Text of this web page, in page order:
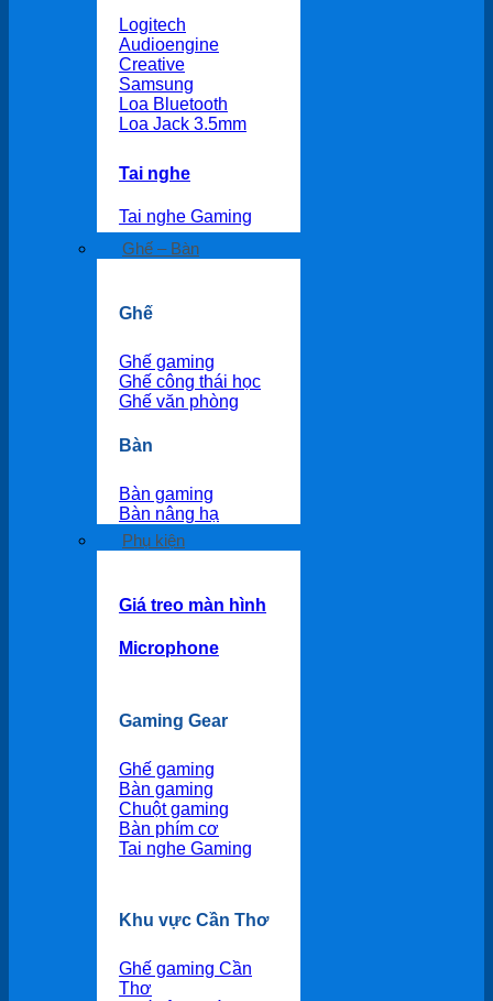
Logitech
Audioengine
Creative
Samsung
Loa Bluetooth
Loa Jack 3.5mm
Tai nghe
Tai nghe Gaming
Ghế – Bàn
Ghế
Ghế gaming
Ghế công thái học
Ghế văn phòng
Bàn
Bàn gaming
Bàn nâng hạ
Phụ kiện
Giá treo màn hình
Microphone
Gaming Gear
Ghế gaming
Bàn gaming
Chuột gaming
Bàn phím cơ
Tai nghe Gaming
Khu vực Cần Thơ
Ghế gaming Cần
Thơ